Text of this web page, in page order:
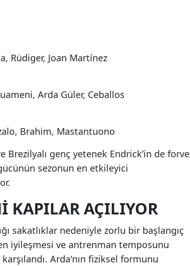
Samsun
Sinop
Sivas
Trabzon
Tunceli
Şanlıurfa
Rüdiger, Joan Martínez
Arda Güler, Ceballos
Brahim, Mastantuono
Brezilyalı genç yetenek Endrick’in de
sezonun en etkileyici
KAPILAR AÇILIYOR
sakatlıklar nedeniyle zorlu bir başlangıç
iyileşmesi ve antrenman temposunu
Arda'nın fiziksel formunu